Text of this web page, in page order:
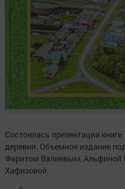
Состоялась презентация
деревни. Объемное издание
Фаритом Валиевым, Альфиной
Хафизовой.